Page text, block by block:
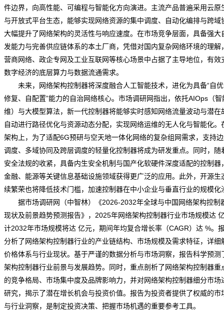
件边界，向高性能、可编程与智能化方向演进。主流产品普遍采用云原
与开放式平台生态，能够实现网络资源的集中调度、自动化编排与跨域
大幅提升了网络架构的灵活性与响应速度。在市场竞争层面，具备强大
发能力与完善供应链体系的本土厂商，凭借对国内复杂网络环境的理解
营商网络、政企专网及工业互联网等核心场景中占据了主导地位，有效
数字经济的底层算力与数据流通需求。
未来，网络架构控制器将深度融合人工智能技术，进化为具备“自
修复、自配置”能力的自治网络核心。 市场调研网指出，依托AIOps（智
维）与大模型算法，新一代控制器将能够实时感知网络流量波动与潜在
自动进行路径优化与资源动态分配，实现网络运维的无人化与智能化。
架构上，为了适配6G预研与空天地一体化网络的复杂组网需求，支持
调度、多域协同及跨层调度的轻量化控制器将成为研发重点。同时，随
安全法规的收紧，具备内生安全机制与国产化软硬件深度适配的控制器
金融、能源等关键信息基础设施领域获得更广泛的应用。此外，开源生
续繁荣也将降低技术门槛，加速控制器在中小企业与垂直行业的规模化
据市场调研网（中智林）《2026-2032年全球与中国网络架构控制
现状及前景趋势预测报告》，2025年网络架构控制器行业市场规模达
计2032年市场规模将达 亿元，期间年均复合增长率（CAGR）达 %。
分析了网络架构控制器行业的产业链结构、市场规模及需求特征，详细
价格体系与行业现状。基于严谨的数据分析与市场洞察，报告科学预测
架构控制器行业前景与发展趋势。同时，重点剖析了网络架构控制器重
的竞争格局、市场集中度及品牌影响力，并对网络架构控制器细分市场
研究，揭示了潜在增长机会与投资价值。报告为投资者提供了权威的市
与行业洞察，是制定投资决策、把握市场机遇的重要参考工具。